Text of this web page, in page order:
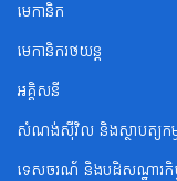
មេកានិក
មេកានិករថយន្ត
អគ្គិសនី
សំណង់ស៊ីវិល និងស្ថាបត្យកម្
ទេសចរណ័ និងបដិសណ្ឋារកិច្